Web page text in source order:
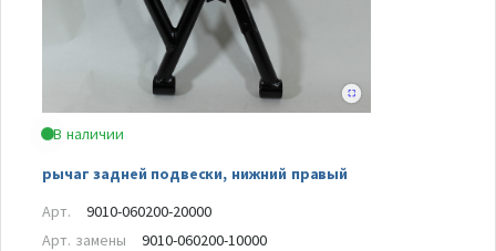
В наличии
рычаг задней подвески, нижний правый
Арт.
9010-060200-20000
Арт. замены
9010-060200-10000